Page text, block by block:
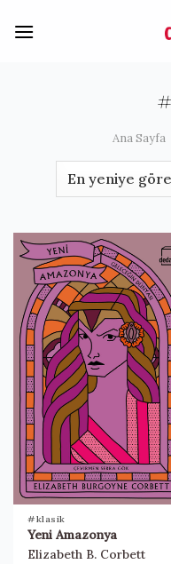
atla
Ana Sayfa
#klasik
Yeni Amazonya
Elizabeth B. Corbett